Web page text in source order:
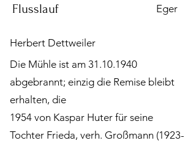
Eger
Flusslauf
Herbert Dettweiler
Die Mühle ist am 31.10.1940
abgebrannt; einzig die Remise bleibt
erhalten, die
1954 von Kaspar Huter für seine
Tochter Frieda, verh. Großmann (1923-